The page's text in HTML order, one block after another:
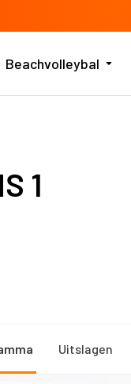
Beachvolleybal
1
Uitslagen